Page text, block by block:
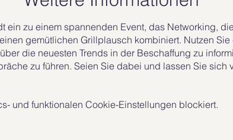
ein zu einem spannenden Event, das Networking,
gemütlichen Grillplausch kombiniert. Nutzen
die neuesten Trends in der Beschaffung zu
zu führen. Seien Sie dabei und lassen Sie sich
und funktionalen Cookie-Einstellungen blockiert.